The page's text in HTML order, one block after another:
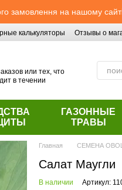
замовлення на нашому
калькуляторы Отзывы о
или тех, что
в течении
ГАЗОННЫЕ
ТРАВЫ
Главная СЕМЕНА
Салат Маугли
В наличии Артикул: